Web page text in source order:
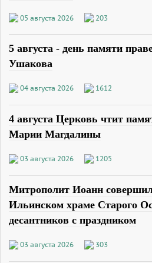
05 августа 2026 203
5 августа - день памяти
Ушакова
04 августа 2026 1612
4 августа Церковь чтит
Марии Магдалины
03 августа 2026 1205
Митрополит Иоанн
Ильинском храме Старого
десантников с праздником
03 августа 2026 303